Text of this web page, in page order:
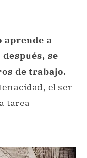
a
se
de trabajo.
el ser
tarea